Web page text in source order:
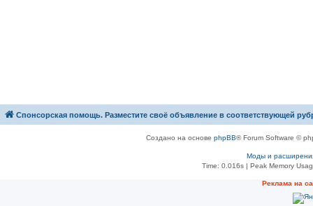
Спонсорская помощь. Разместите своё объявление в соответствующей
Создано на основе phpBB® Forum Software ©
Моды и
Time: 0.016s| Peak Memory
Рeклама на